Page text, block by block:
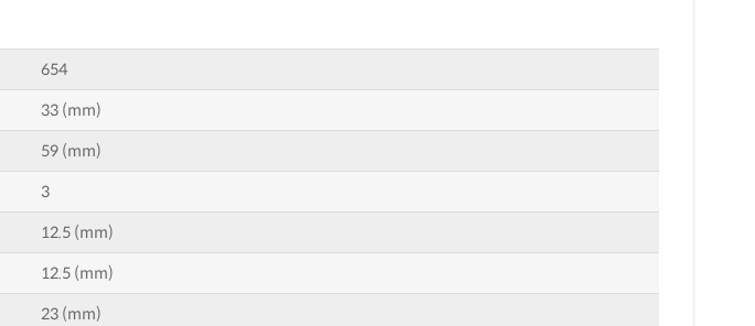
654
33 (mm)
59 (mm)
3
12.5 (mm)
12.5 (mm)
23 (mm)